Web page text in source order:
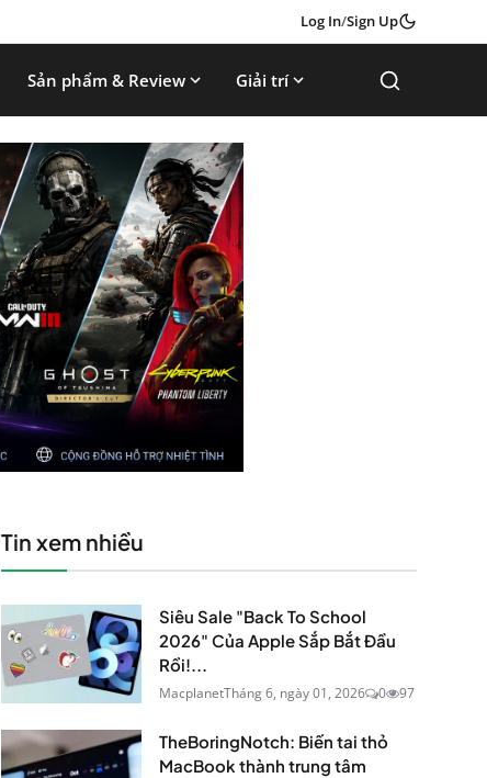
Log In/Sign Up
Sản phẩm & Review Giải trí
Tin xem nhiều
Siêu Sale "Back To School
2026" Của Apple Sắp Bắt Đầu
Rồi!...
MacplanetTháng 6, ngày 01, 2026 0 97
TheBoringNotch: Biến tai thỏ
MacBook thành trung tâm